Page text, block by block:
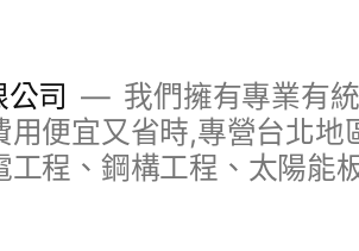
司
我們擁有專業有
便宜又省時,專營台北
工程、鋼構工程、太陽能